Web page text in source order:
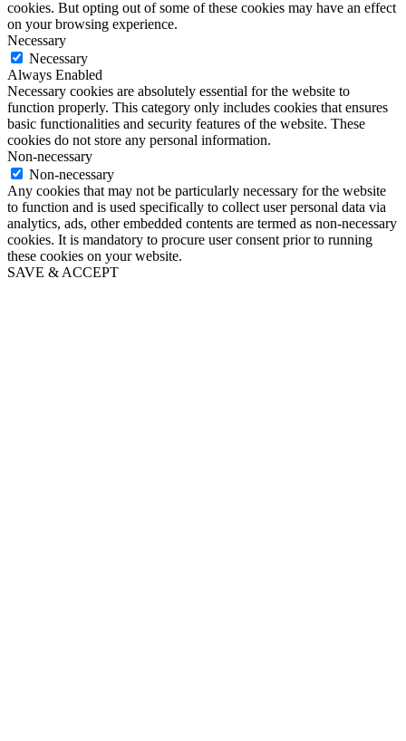
cookies. But opting out of some of these cookies may have an effect
on your browsing experience.
Necessary
Necessary
Always Enabled
Necessary cookies are absolutely essential for the website to
function properly. This category only includes cookies that ensures
basic functionalities and security features of the website. These
cookies do not store any personal information.
Non-necessary
Non-necessary
Any cookies that may not be particularly necessary for the website
to function and is used specifically to collect user personal data via
analytics, ads, other embedded contents are termed as non-necessary
cookies. It is mandatory to procure user consent prior to running
these cookies on your website.
SAVE & ACCEPT